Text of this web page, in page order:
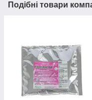
Подібні товари